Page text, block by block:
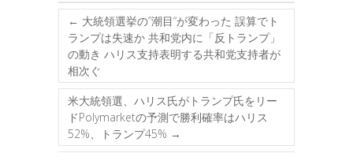
← 大統領選挙の”潮目“が変わった 誤算でト
ランプは失速か 共和党内に「反トランプ」
の動き ハリス支持表明する共和党支持者が
相次ぐ
米大統領選、ハリス氏がトランプ氏をリー
ドPolymarketの予測で勝利確率はハリス
52%、トランプ45% →